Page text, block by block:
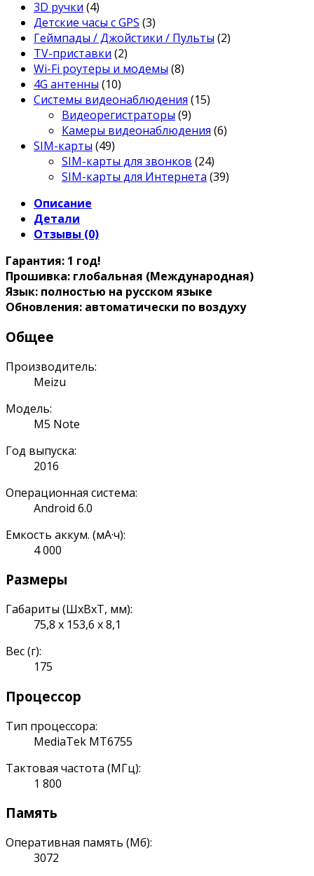
3D ручки (4)
Детские часы с GPS (3)
Геймпады / Джойстики / Пульты (2)
TV-приставки (2)
Wi-Fi роутеры и модемы (8)
4G антенны (10)
Системы видеонаблюдения (15)
Видеорегистраторы (9)
Камеры видеонаблюдения (6)
SIM-карты (49)
SIM-карты для звонков (24)
SIM-карты для Интернета (39)
Описание
Детали
Отзывы (0)
Гарантия: 1 год!
Прошивка: глобальная (Международная)
Язык: полностью на русском языке
Обновления: автоматически по воздуху
Общее
Производитель:
Meizu
Модель:
M5 Note
Год выпуска:
2016
Операционная система:
Android 6.0
Емкость аккум. (мА·ч):
4 000
Размеры
Габариты (ШхВхТ, мм):
75,8 x 153,6 x 8,1
Вес (г):
175
Процессор
Тип процессора:
MediaTek MT6755
Тактовая частота (МГц):
1 800
Память
Оперативная память (Мб):
3072